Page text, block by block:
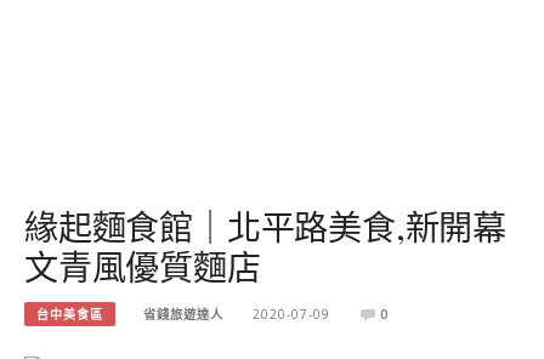
緣起麵食館｜北平路美食,新開幕
文青風優質麵店
台中美食區 省錢旅遊達人 2020-07-09 0